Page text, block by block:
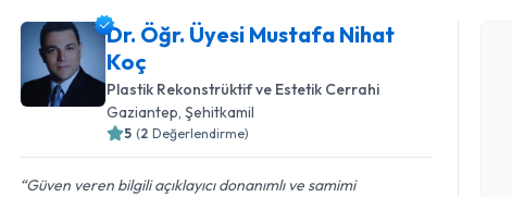
Dr. Öğr. Üyesi Mustafa Nihat
Koç
Plastik Rekonstrüktif ve Estetik Cerrahi
Gaziantep , Şehitkamil
5 (2 Değerlendirme)
Güven veren bilgili açıklayıcı donanımlı ve samimi